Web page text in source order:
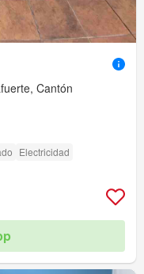
Cantón
Electricidad